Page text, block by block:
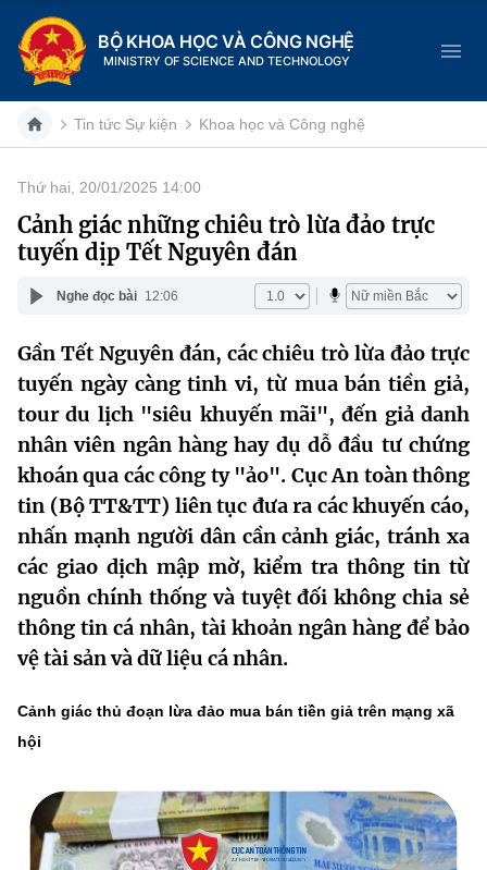
BỘ KHOA HỌC VÀ CÔNG NGHỆ
MINISTRY OF SCIENCE AND TECHNOLOGY
Danh mục
Trang chủ
Giới thiệu
Chức năng nhiệm vụ
Cơ cấu tổ chức
Lịch sử phát triển
Sở Khoa học và Công nghệ
Tin tức sự kiện
Khoa học và Công nghệ
Đổi mới sáng tạo
Chuyển đổi số
Bưu chính, Viễn thông
Sở hữu trí tuệ
Tin tổng hợp
Tin địa phương
Dịch vụ công
Hệ thống văn bản
Văn bản QPPL
Văn bản chỉ đạo điều hành
Lấy ý kiến người dân về dự thảo VBQPPL
MST IOFFICE
THỐNG KÊ
Khoa học và Công nghệ
Đổi mới sáng tạo
Chuyển đổi số
Sở hữu trí tuệ
Multimedia
THƯ ĐIỆN TỬ
Khác
Videos
Infographic
Ảnh
Tin tức Sự kiện Khoa học và Công nghệ
Thứ hai, 20/01/2025 14:00
Cảnh giác những chiêu trò lừa đảo trực
tuyến dịp Tết Nguyên đán
Nghe đọc bài 12:06
Gần Tết Nguyên đán, các chiêu trò lừa đảo trực
tuyến ngày càng tinh vi, từ mua bán tiền giả,
tour du lịch "siêu khuyến mãi", đến giả danh
nhân viên ngân hàng hay dụ dỗ đầu tư chứng
khoán qua các công ty "ảo". Cục An toàn thông
tin (Bộ TT&TT) liên tục đưa ra các khuyến cáo,
nhấn mạnh người dân cần cảnh giác, tránh xa
các giao dịch mập mờ, kiểm tra thông tin từ
nguồn chính thống và tuyệt đối không chia sẻ
thông tin cá nhân, tài khoản ngân hàng để bảo
vệ tài sản và dữ liệu cá nhân.
Cảnh giác thủ đoạn lừa đảo mua bán tiền giả trên mạng xã
hội